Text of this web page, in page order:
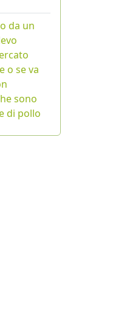
da un
o se va
sono
di pollo